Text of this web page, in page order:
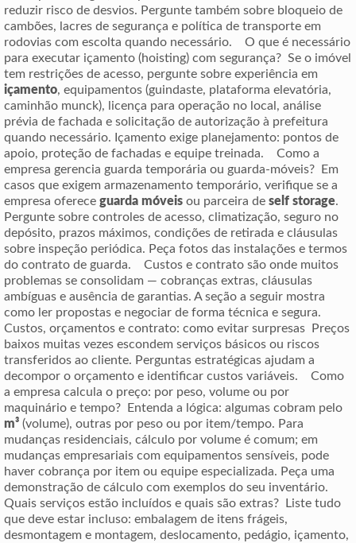
reduzir risco de desvios. Pergunte também sobre bloqueio de
cambões, lacres de segurança e política de transporte em
rodovias com escolta quando necessário. O que é necessário
para executar içamento (hoisting) com segurança? Se o imóvel
tem restrições de acesso, pergunte sobre experiência em
içamento, equipamentos (guindaste, plataforma elevatória,
caminhão munck), licença para operação no local, análise
prévia de fachada e solicitação de autorização à prefeitura
quando necessário. Içamento exige planejamento: pontos de
apoio, proteção de fachadas e equipe treinada. Como a
empresa gerencia guarda temporária ou guarda-móveis? Em
casos que exigem armazenamento temporário, verifique se a
empresa oferece guarda móveis ou parceira de self storage.
Pergunte sobre controles de acesso, climatização, seguro no
depósito, prazos máximos, condições de retirada e cláusulas
sobre inspeção periódica. Peça fotos das instalações e termos
do contrato de guarda. Custos e contrato são onde muitos
problemas se consolidam — cobranças extras, cláusulas
ambíguas e ausência de garantias. A seção a seguir mostra
como ler propostas e negociar de forma técnica e segura.
Custos, orçamentos e contrato: como evitar surpresas Preços
baixos muitas vezes escondem serviços básicos ou riscos
transferidos ao cliente. Perguntas estratégicas ajudam a
decompor o orçamento e identificar custos variáveis. Como
a empresa calcula o preço: por peso, volume ou por
maquinário e tempo? Entenda a lógica: algumas cobram pelo
m³ (volume), outras por peso ou por item/tempo. Para
mudanças residenciais, cálculo por volume é comum; em
mudanças empresariais com equipamentos sensíveis, pode
haver cobrança por item ou equipe especializada. Peça uma
demonstração de cálculo com exemplos do seu inventário.
Quais serviços estão incluídos e quais são extras? Liste tudo
que deve estar incluso: embalagem de itens frágeis,
desmontagem e montagem, deslocamento, pedágio, içamento,